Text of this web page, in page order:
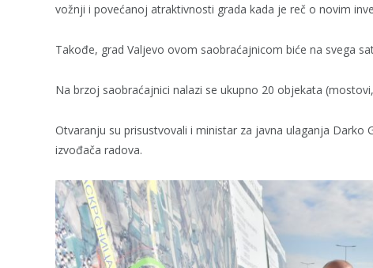
vožnji i povećanoj atraktivnosti grada kada je reč o novim
Takođe, grad Valjevo ovom saobraćajnicom biće na svega
Na brzoj saobraćajnici nalazi se ukupno 20 objekata
Otvaranju su prisustvovali i ministar za javna ulaganja Darko
izvođača radova.